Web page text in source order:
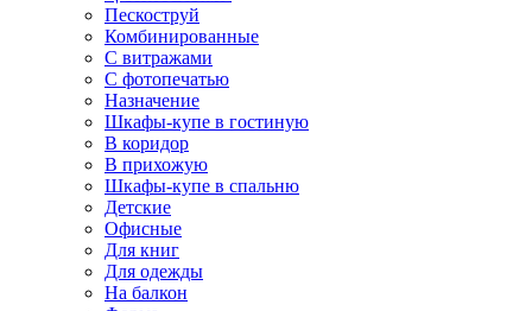
Пескоструй
Комбинированные
С витражами
С фотопечатью
Назначение
Шкафы-купе в гостиную
В коридор
В прихожую
Шкафы-купе в спальню
Детские
Офисные
Для книг
Для одежды
На балкон